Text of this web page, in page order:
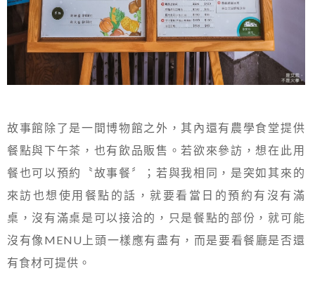
故事館除了是一間博物館之外，其內還有農學食堂提供
餐點與下午茶，也有飲品販售。若欲來參訪，想在此用
餐也可以預約〝故事餐〞；若與我相同，是突如其來的
來訪也想使用餐點的話，就要看當日的預約有沒有滿
桌，沒有滿桌是可以接洽的，只是餐點的部份，就可能
沒有像MENU上頭一樣應有盡有，而是要看餐廳是否還
有食材可提供。